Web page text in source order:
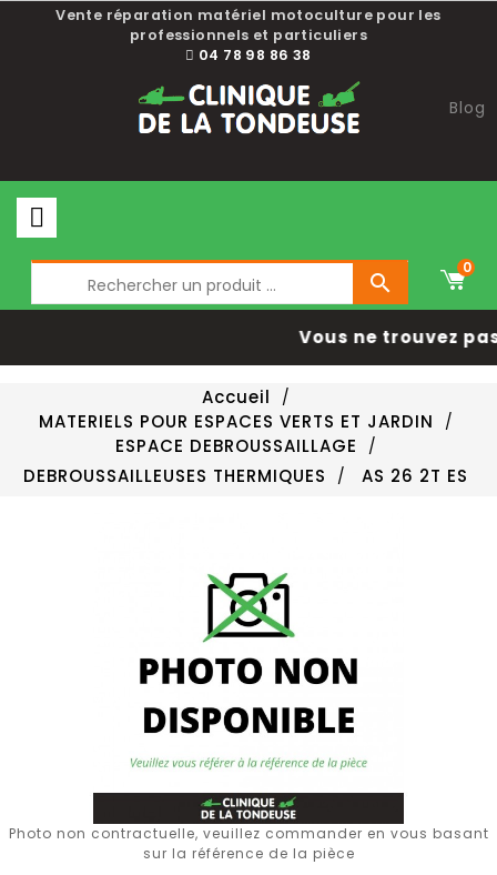
Vente réparation matériel motoculture pour les
professionnels et particuliers
04 78 98 86 38
Blog

0
Vous ne trouvez
Accueil
MATERIELS POUR ESPACES VERTS ET JARDIN
ESPACE DEBROUSSAILLAGE
DEBROUSSAILLEUSES THERMIQUES
AS 26 2T ES
Photo non contractuelle, veuillez commander en vous basant
sur la référence de la pièce